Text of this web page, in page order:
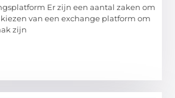
Er zijn een aantal zaken om
van een exchange platform om
zijn